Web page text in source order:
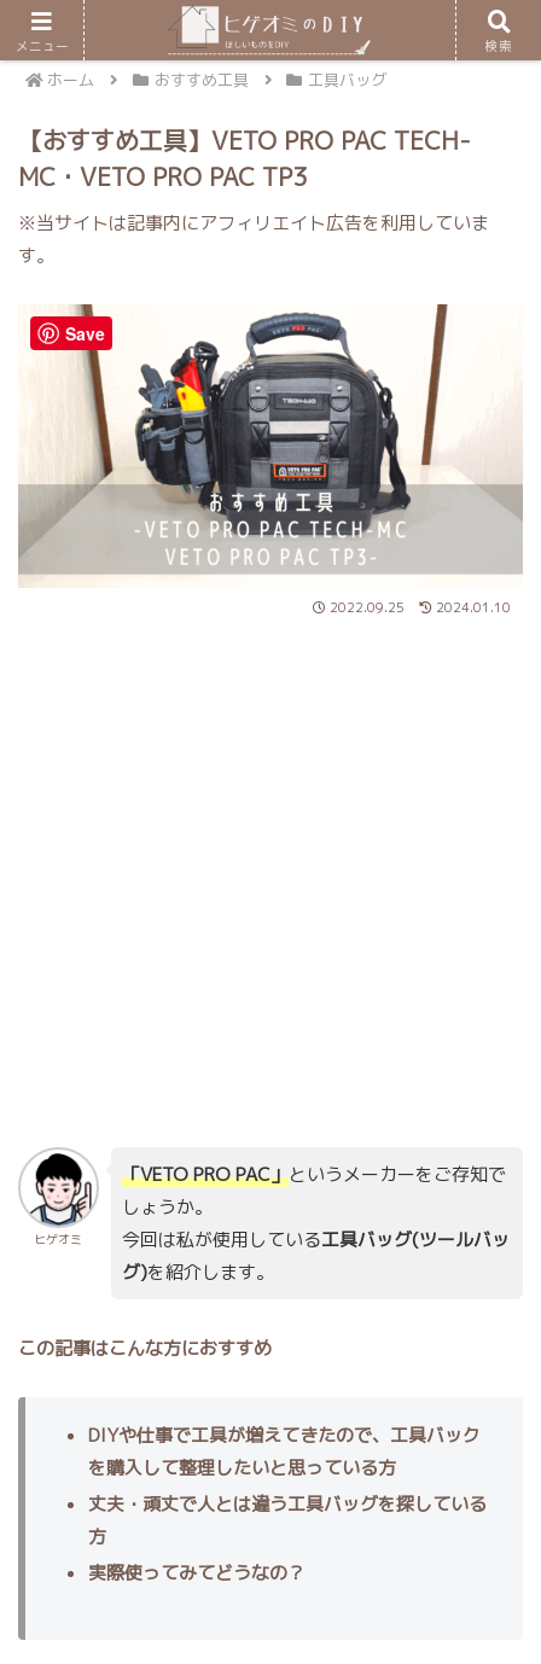
ホーム おすすめ工具 工具バッグ
【おすすめ工具】VETO PRO PAC TECH-
MC・VETO PRO PAC TP3
※当サイトは記事内にアフィリエイト広告を利用していま
す。
2022.09.25 2024.01.10
ヒゲオミ
「VETO PRO PAC」というメーカーをご存知で
しょうか。
今回は私が使用している工具バッグ(ツールバッ
グ)を紹介します。
この記事はこんな方におすすめ
DIYや仕事で工具が増えてきたので、工具バック
を購入して整理したいと思っている方
丈夫・頑丈で人とは違う工具バッグを探している
方
実際使ってみてどうなの？
メニュー 検索
Save